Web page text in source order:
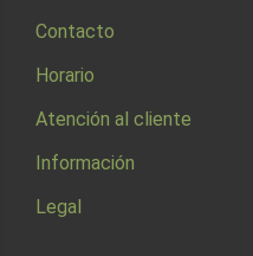
Contacto
Horario
Atención al cliente
Información
Legal